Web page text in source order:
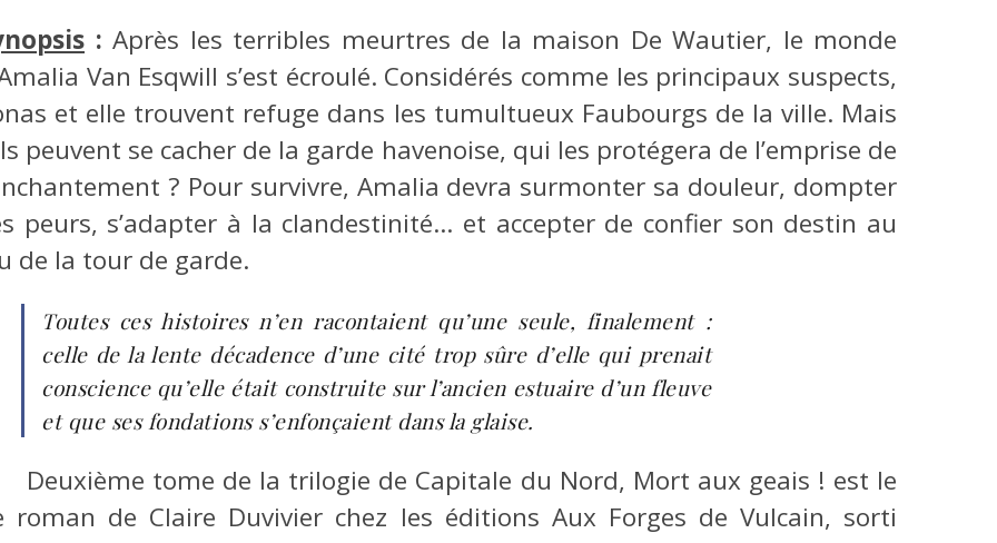
: Après les terribles meurtres de la maison De Wautier, le monde
Van Esqwill s’est écroulé. Considérés comme les principaux suspects,
et elle trouvent refuge dans les tumultueux Faubourgs de la ville. Mais
peuvent se cacher de la garde havenoise, qui les protégera de l’emprise de
? Pour survivre, Amalia devra surmonter sa douleur, dompter
peurs, s’adapter à la clandestinité… et accepter de confier son destin au
de la tour de garde.
Toutes ces histoires n’en racontaient qu’une seule, finalement :
celle de la lente décadence d’une cité trop sûre d’elle qui prenait
conscience qu’elle était construite sur l’ancien estuaire d’un fleuve
et que ses fondations s’enfonçaient dans la glaise.
Deuxième tome de la trilogie de Capitale du Nord, Mort aux geais ! est le
roman de Claire Duvivier chez les éditions Aux Forges de Vulcain, sorti